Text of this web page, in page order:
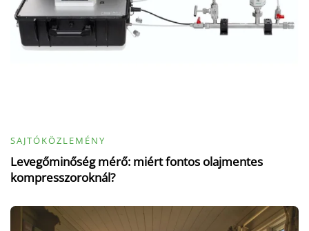
SAJTÓKÖZLEMÉNY
Levegőminőség mérő: miért fontos olajmentes
kompresszoroknál?